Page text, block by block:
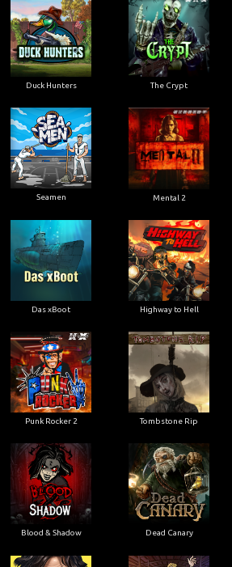
Duck Hunters The Crypt
Seamen Mental 2
Das xBoot Highway to Hell
Punk Rocker 2 Tombstone Rip
Blood & Shadow Dead Canary